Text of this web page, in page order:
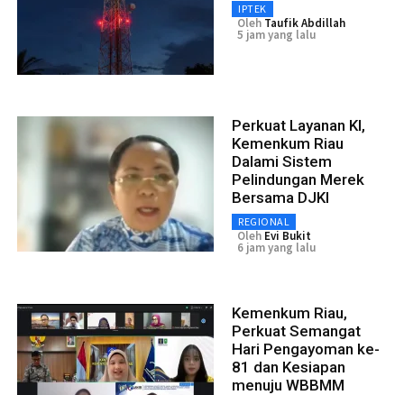
IPTEK
Oleh Taufik Abdillah
5 jam yang lalu
Perkuat Layanan KI,
Kemenkum Riau
Dalami Sistem
Pelindungan Merek
Bersama DJKI
REGIONAL
Oleh Evi Bukit
6 jam yang lalu
Kemenkum Riau,
Perkuat Semangat
Hari Pengayoman ke-
81 dan Kesiapan
menuju WBBMM